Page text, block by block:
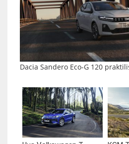
Dacia Sandero Eco-G 120